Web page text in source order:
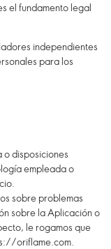
el fundamento legal
independientes
para los
disposiciones
empleada o
sobre problemas
sobre la Aplicación o
le rogamos que
oriflame.com.